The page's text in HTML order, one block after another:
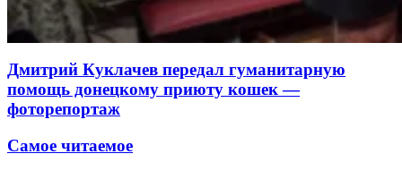
Дмитрий Куклачев передал гуманитарную
помощь донецкому приюту кошек —
фоторепортаж
Самое читаемое